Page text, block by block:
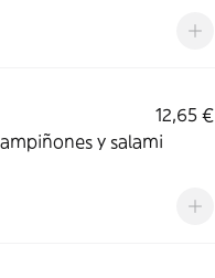
12,65 €
y salami